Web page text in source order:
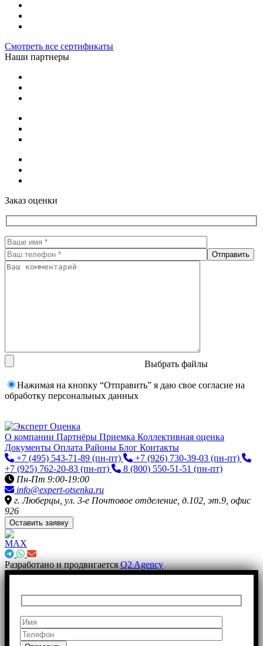
Смотреть все сертификаты
Наши партнеры
Заказ оценки
Выбрать файлы
Нажимая на кнопку “Отправить” я даю свое согласие на
обработку персональных данных
О компании Партнёры Приемка Коллективная оценка
Документы Оплата Районы Блог Контакты
+7 (495) 543-71-89 (пн-пт) +7 (926) 730-39-03 (пн-пт)
+7 (925) 762-20-83 (пн-пт) 8 (800) 550-51-51 (пн-пт)
Пн-Пт 9:00-19:00
info@expert-otsenka.ru
г. Люберцы, ул. 3-е Почтовое отделение, д.102, эт.9, офис
926
Оставить заявку
Разработано и продвигаетсяQ2 Agency